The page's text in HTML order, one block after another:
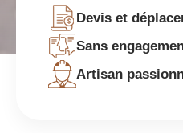
Devis et
Sans
Artisan